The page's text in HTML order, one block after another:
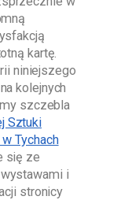
kartę.
niniejszego
kolejnych
szczebla
Sztuki
Tychach
się ze
i
stronicy